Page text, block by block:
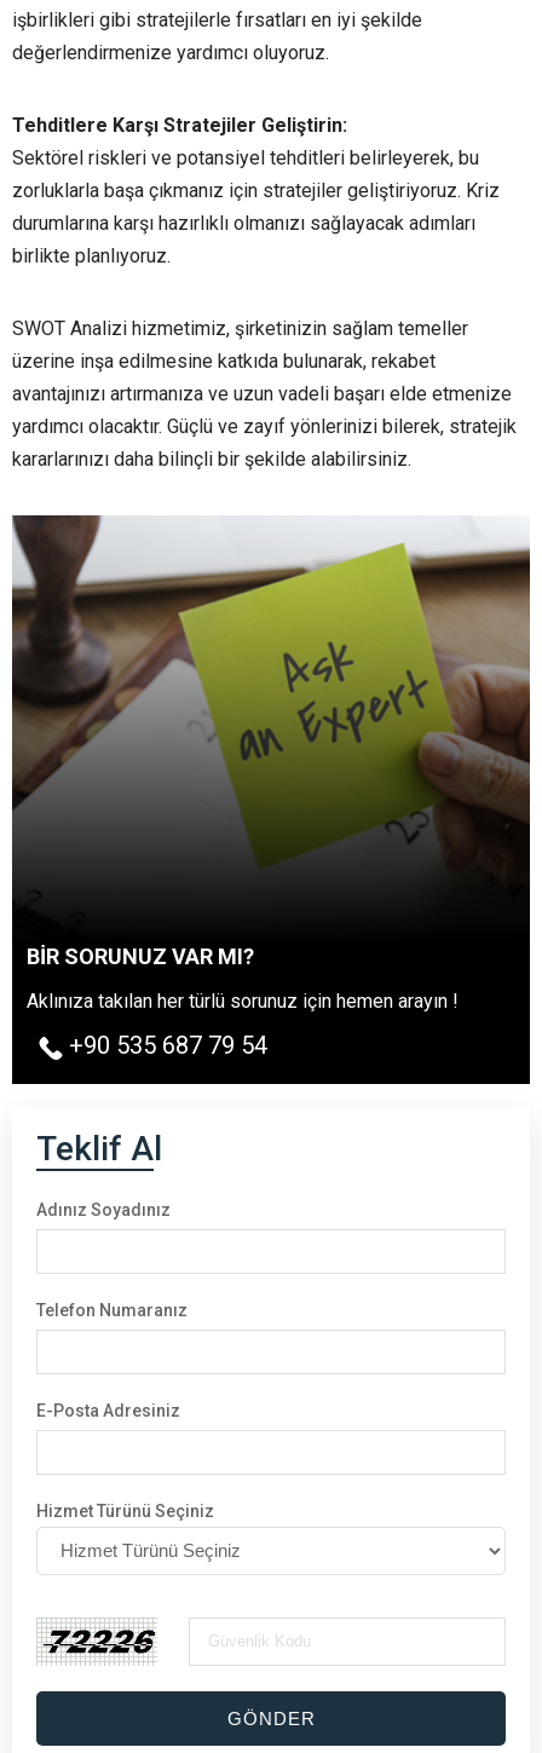
işbirlikleri gibi stratejilerle fırsatları en iyi şekilde
değerlendirmenize yardımcı oluyoruz.
Tehditlere Karşı Stratejiler Geliştirin:
Sektörel riskleri ve potansiyel tehditleri belirleyerek, bu
zorluklarla başa çıkmanız için stratejiler geliştiriyoruz. Kriz
durumlarına karşı hazırlıklı olmanızı sağlayacak adımları
birlikte planlıyoruz.
SWOT Analizi hizmetimiz, şirketinizin sağlam temeller
üzerine inşa edilmesine katkıda bulunarak, rekabet
avantajınızı artırmanıza ve uzun vadeli başarı elde etmenize
yardımcı olacaktır. Güçlü ve zayıf yönlerinizi bilerek, stratejik
kararlarınızı daha bilinçli bir şekilde alabilirsiniz.
BİR SORUNUZ VAR MI?
Aklınıza takılan her türlü sorunuz için hemen arayın !
+90 535 687 79 54
Teklif Al
Adınız Soyadınız
Telefon Numaranız
E-Posta Adresiniz
Hizmet Türünü Seçiniz
GÖNDER